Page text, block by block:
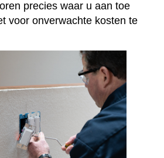
precies waar u aan toe
voor onverwachte kosten te